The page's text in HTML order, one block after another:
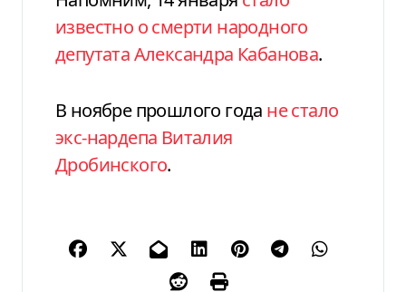
известно о смерти народного
депутата Александра Кабанова.
В ноябре прошлого года не стало
экс-нардепа Виталия
Дробинского.